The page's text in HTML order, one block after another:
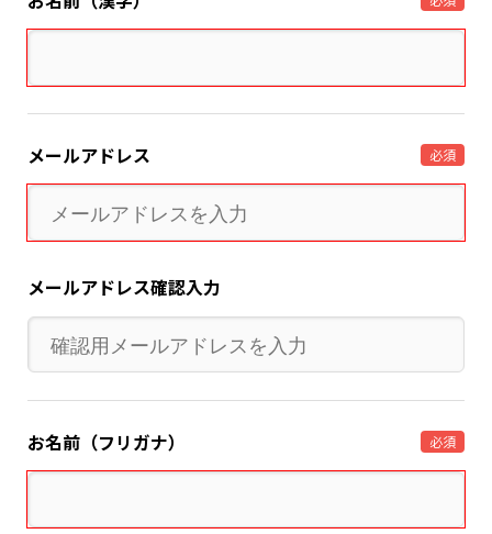
メールアドレス 必須
メールアドレス確認入力
お名前（フリガナ） 必須